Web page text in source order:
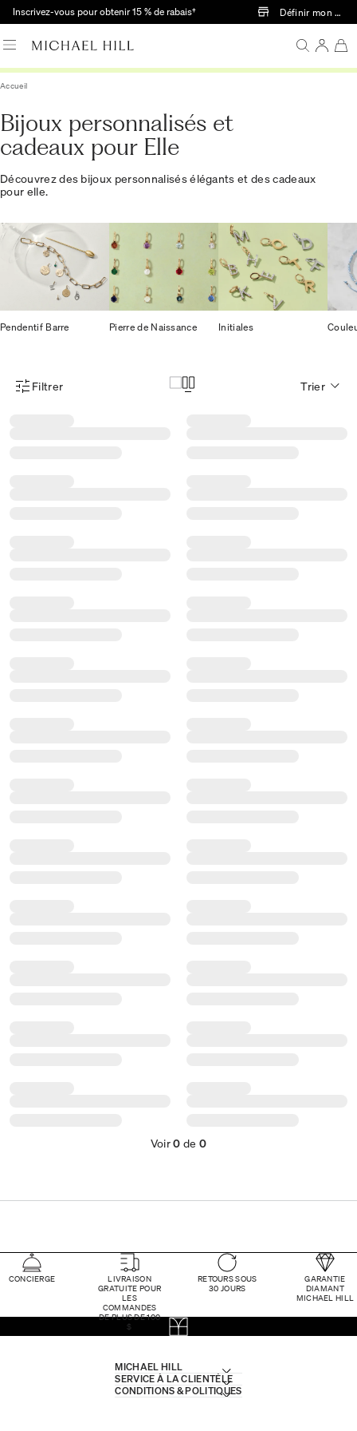
Passer au contenu principal
Inscrivez-vous pour obtenir 15 % de rabais† Définir mon
Accueil
Bijoux personnalisés et
cadeaux pour Elle
Découvrez des bijoux personnalisés élégants et des cadeaux
pour elle.
Pendentif Barre Pierre de Naissance Initiales
Menu des filtres d'articles
Filtrer Trier
Voir0 de 0
CONCIERGE
LIVRAISON
GRATUITE POUR
LES
COMMANDES
DE PLUS DE 100
$
RETOURS SOUS
30 JOURS
GARANTIE
DIAMANT
MICHAEL HILL
MICHAEL HILL
SERVICE À LA CLIENTÈLE
CONDITIONS & POLITIQUES